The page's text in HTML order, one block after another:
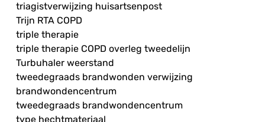
triagistverwijzing huisartsenpost
Trijn RTA COPD
triple therapie
triple therapie COPD overleg tweedelijn
Turbuhaler weerstand
tweedegraads brandwonden verwijzing
brandwondencentrum
tweedegraads brandwondencentrum
type hechtmateriaal